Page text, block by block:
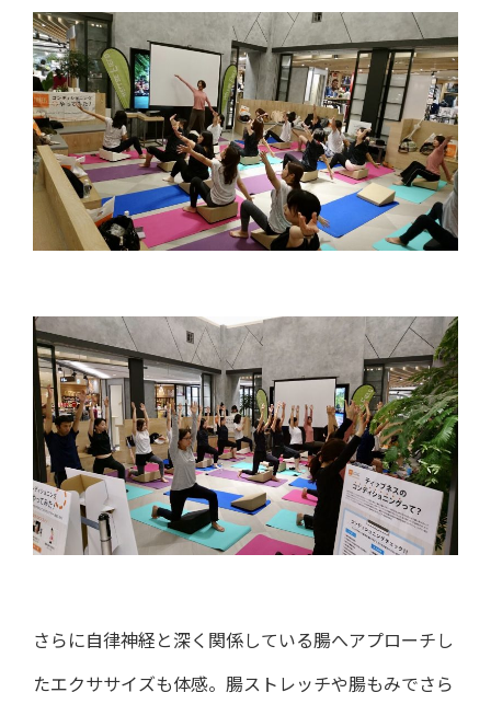
さらに自律神経と深く関係している腸へアプローチし
たエクササイズも体感。腸ストレッチや腸もみでさら